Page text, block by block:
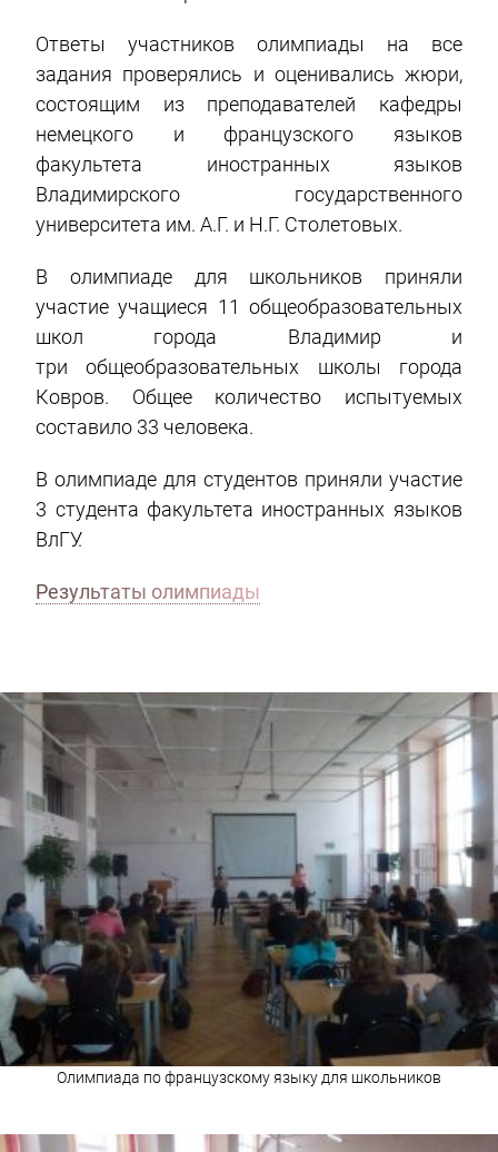
Ответы участников олимпиады на все
задания проверялись и оценивались жюри,
состоящим из преподавателей кафедры
немецкого и французского языков
факультета иностранных языков
Владимирского государственного
университета им. А.Г. и Н.Г. Столетовых.
В олимпиаде для школьников приняли
участие учащиеся 11 общеобразовательных
школ города Владимир и
три общеобразовательных школы города
Ковров. Общее количество испытуемых
составило 33 человека.
В олимпиаде для студентов приняли участие
3 студента факультета иностранных языков
ВлГУ.
Результаты олимпиады
Олимпиада по французскому языку для школьников